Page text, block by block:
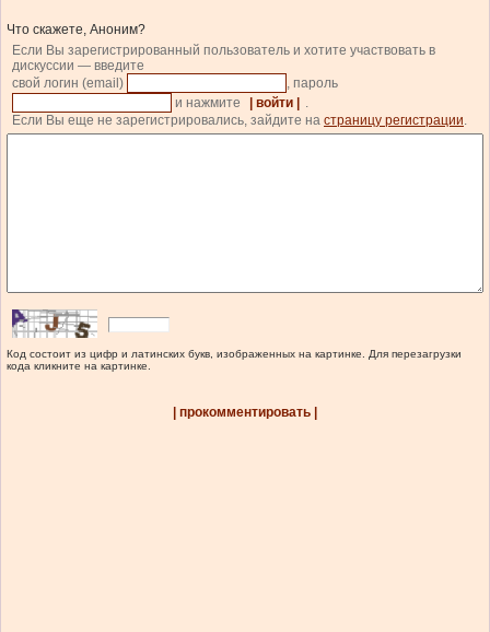
Что скажете, Аноним?
Если Вы зарегистрированный пользователь и хотите участвовать в
дискуссии — введите
свой логин (email)
, пароль
и нажмите
| войти |
.
Если Вы еще не зарегистрировались, зайдите на страницу регистрации.
Код состоит из цифр и латинских букв, изображенных на картинке. Для перезагрузки
кода кликните на картинке.
| прокомментировать |